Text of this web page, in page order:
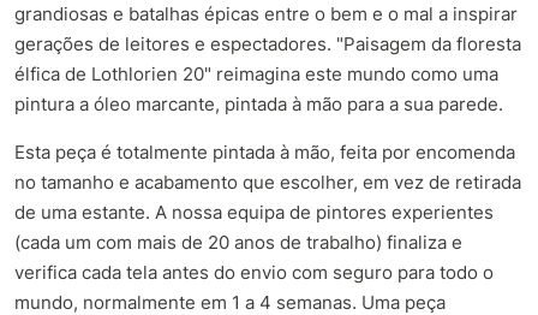
grandiosas e batalhas épicas entre o bem e o mal a inspirar
gerações de leitores e espectadores. "Paisagem da floresta
élfica de Lothlorien 20" reimagina este mundo como uma
pintura a óleo marcante, pintada à mão para a sua parede.
Esta peça é totalmente pintada à mão, feita por encomenda
no tamanho e acabamento que escolher, em vez de retirada
de uma estante. A nossa equipa de pintores experientes
(cada um com mais de 20 anos de trabalho) finaliza e
verifica cada tela antes do envio com seguro para todo o
mundo, normalmente em 1 a 4 semanas. Uma peça